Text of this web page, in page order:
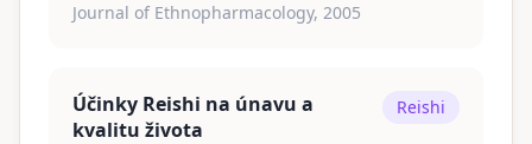
Journal of Ethnopharmacology, 2005
Účinky Reishi na únavu a
kvalitu života
Reishi